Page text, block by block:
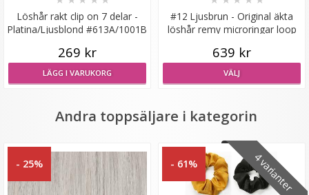
139 kr
VÄLJ
Löshår rakt clip on 7 delar -
Platina/Ljusblond #613A/1001B
269 kr
LÄGG I VARUKORG
#12 Ljusbrun - Original äkta
löshår remy microringar loop
639 kr
VÄLJ
Andra toppsäljare i kategorin
- 25% 4 varianter
- 61%